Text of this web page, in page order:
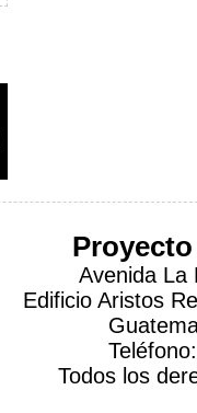
Avenida La
Edificio Aristos
Todos los